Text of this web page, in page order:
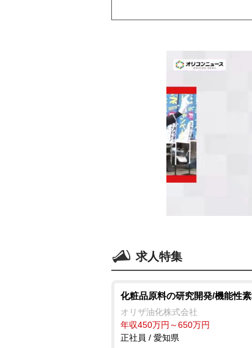
求人特集
化粧品原料の研究開発/機能性
オリザ油化株式会社
年収450万円～650万円
正社員 / 愛知県